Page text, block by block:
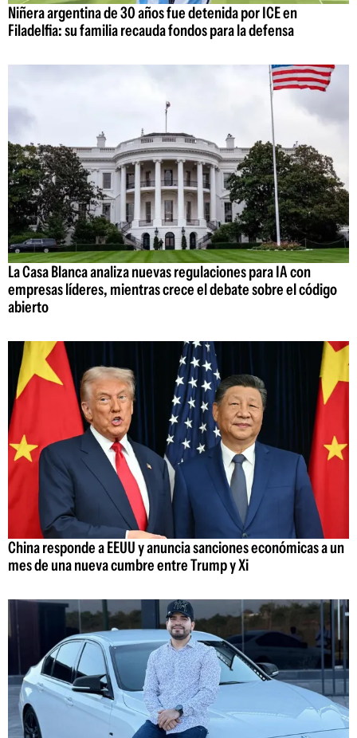
Niñera argentina de 30 años fue detenida por ICE en
Filadelfia: su familia recauda fondos para la defensa
La Casa Blanca analiza nuevas regulaciones para IA con
empresas líderes, mientras crece el debate sobre el código
abierto
China responde a EEUU y anuncia sanciones económicas a un
mes de una nueva cumbre entre Trump y Xi